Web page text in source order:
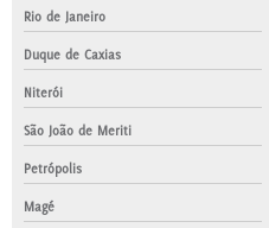
Rio de Janeiro
Duque de Caxias
Niterói
São João de Meriti
Petrópolis
Magé